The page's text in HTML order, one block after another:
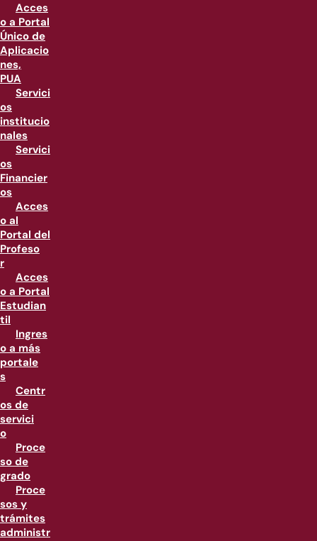
Acces
o a Portal
Único de
Aplicacio
nes,
PUA
Servici
os
institucio
nales
Servici
os
Financier
os
Acces
o al
Portal del
Profeso
r
Acces
o a Portal
Estudian
til
Ingres
o a más
portale
s
Centr
os de
servici
o
Proce
so de
grado
Proce
sos y
trámites
administr